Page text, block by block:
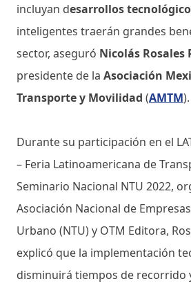
incluyan desarrollos
inteligentes traerán grandes
sector, aseguró Nicolás Rosales
presidente de la Asociación
Transporte y Movilidad (AMTM).
Durante su participación en el
– Feria Latinoamericana de
Seminario Nacional NTU 2022,
Asociación Nacional de
Urbano (NTU) y OTM Editora,
explicó que la implementación
disminuirá tiempos de recorrido